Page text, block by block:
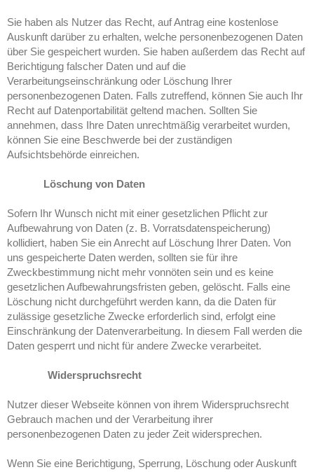
Sie haben als Nutzer das Recht, auf Antrag eine kostenlose
Auskunft darüber zu erhalten, welche personenbezogenen Daten
über Sie gespeichert wurden. Sie haben außerdem das Recht auf
Berichtigung falscher Daten und auf die
Verarbeitungseinschränkung oder Löschung Ihrer
personenbezogenen Daten. Falls zutreffend, können Sie auch Ihr
Recht auf Datenportabilität geltend machen. Sollten Sie
annehmen, dass Ihre Daten unrechtmäßig verarbeitet wurden,
können Sie eine Beschwerde bei der zuständigen
Aufsichtsbehörde einreichen.
Löschung von Daten
Sofern Ihr Wunsch nicht mit einer gesetzlichen Pflicht zur
Aufbewahrung von Daten (z. B. Vorratsdatenspeicherung)
kollidiert, haben Sie ein Anrecht auf Löschung Ihrer Daten. Von
uns gespeicherte Daten werden, sollten sie für ihre
Zweckbestimmung nicht mehr vonnöten sein und es keine
gesetzlichen Aufbewahrungsfristen geben, gelöscht. Falls eine
Löschung nicht durchgeführt werden kann, da die Daten für
zulässige gesetzliche Zwecke erforderlich sind, erfolgt eine
Einschränkung der Datenverarbeitung. In diesem Fall werden die
Daten gesperrt und nicht für andere Zwecke verarbeitet.
Widerspruchsrecht
Nutzer dieser Webseite können von ihrem Widerspruchsrecht
Gebrauch machen und der Verarbeitung ihrer
personenbezogenen Daten zu jeder Zeit widersprechen.
Wenn Sie eine Berichtigung, Sperrung, Löschung oder Auskunft